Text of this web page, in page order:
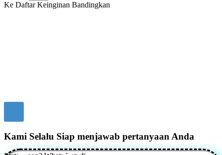
Ke Daftar Keinginan Bandingkan
Kami Selalu Siap menjawab pertanyaan Anda